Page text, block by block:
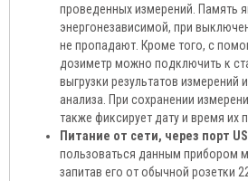
проведенных измерений. Память
энергонезависимой, при
не пропадают. Кроме того, с
дозиметр можно подключить к
выгрузки результатов измерений
анализа. При сохранении
также фиксирует дату и время их
Питание от сети, через порт
пользоваться данным прибором
запитав его от обычной розетки